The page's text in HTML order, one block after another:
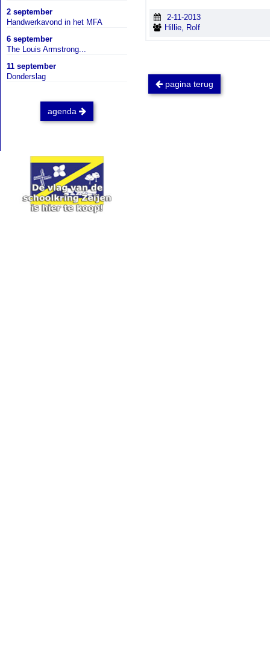
2 september
Handwerkavond in het MFA
6 september
The Louis Armstrong...
11 september
Donderslag
agenda
2-11-2013
Hillie, Rolf
pagina terug